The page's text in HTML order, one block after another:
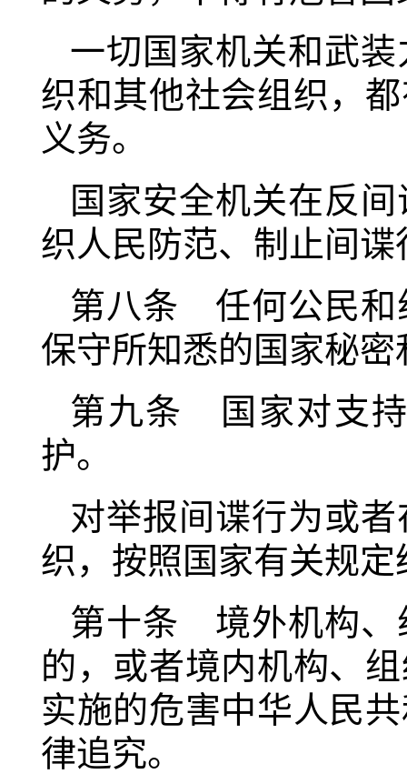
一切国家机关和武
织和其他社会组织，
义务。
国家安全机关在反
织人民防范、制止间谍
第八条 任何公民和
保守所知悉的国家秘
第九条 国家对支持
护。
对举报间谍行为或
织，按照国家有关规
第十条 境外机构、
的，或者境内机构、
实施的危害中华人民
律追究。